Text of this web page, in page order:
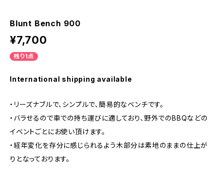
Blunt Bench 900
¥7,700
残り1点
International shipping available
・リーズナブルで、シンプルで、簡易的なベンチです。
・バラせるので車での持ち運びに適しており、野外でのBBQなどの
イベントごとにお使い頂けます。
・経年変化を存分に感じられるよう木部分は素地のままの仕上が
りとなっております。